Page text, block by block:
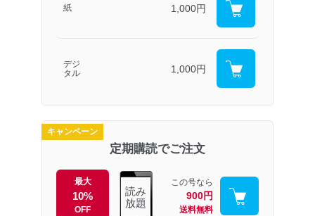
紙 1,000円
デジ
タル
1,000円
キャンペーン
定期購読でご注文
最大
10%
OFF
読み
放題
この号なら
900円
送料無料